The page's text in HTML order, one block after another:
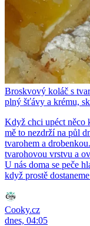
Broskvový koláč s
plný šťávy a krému,
Když chci upéct něco
mě to nezdrží na půl
tvarohem a
tvarohovou vrstvu a
U nás doma se peče
když prostě
Cooky.cz
dnes, 04:05